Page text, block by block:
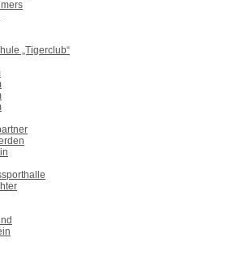
„Tigerclub“